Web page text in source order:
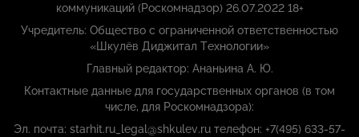
коммуникаций (Роскомнадзор) 26.07.2022 18+
Учредитель: Общество с ограниченной ответственностью
«Шкулёв Диджитал Технологии»
Главный редактор: Ананьина А. Ю.
Контактные данные для государственных органов (в том
числе, для Роскомнадзора):
Эл. почта: starhit.ru_legal@shkulev.ru телефон: +7(495) 633-57-